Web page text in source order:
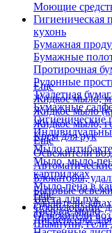
Моющие
Гигиеническая
кухонь
Бумажная
Бумажные
Протирочная
Рулонные
Туалетная
Бумажные
Гигиенические
Еще
Жидкое мыло,
Жидкое мыло
Жидкое мыло,
Крем для рук
Мыло
Мыло, мыло-
картриджах
Мыло-пена в
Паста для рук
Твердое мыло
Шампуни, гели
Еще
Освежители
Блокаторы,
Бытовые
Удалители
Освежители
Еще
Оборудование
Диспенсеры